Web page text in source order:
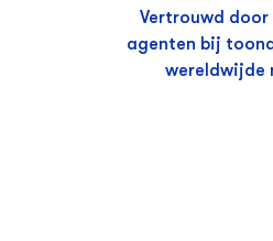
Vertrouwd door
agenten bij
wereldwijde